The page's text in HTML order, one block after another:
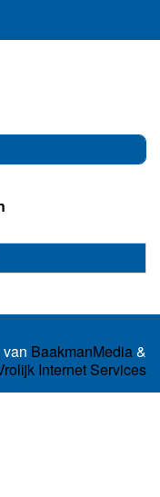
BaakmanMedia&
Internet Services